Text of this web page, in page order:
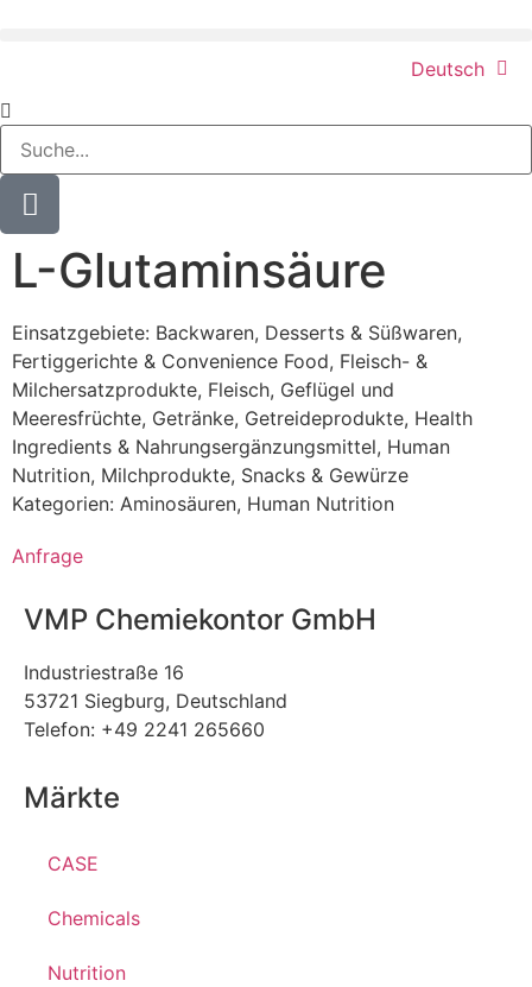
Deutsch
L-Glutaminsäure
Einsatzgebiete: Backwaren, Desserts & Süßwaren,
Fertiggerichte & Convenience Food, Fleisch- &
Milchersatzprodukte, Fleisch, Geflügel und
Meeresfrüchte, Getränke, Getreideprodukte, Health
Ingredients & Nahrungsergänzungsmittel, Human
Nutrition, Milchprodukte, Snacks & Gewürze
Kategorien: Aminosäuren, Human Nutrition
Anfrage
VMP Chemiekontor GmbH
Industriestraße 16
53721 Siegburg, Deutschland
Telefon: +49 2241 265660
Märkte
CASE
Chemicals
Nutrition